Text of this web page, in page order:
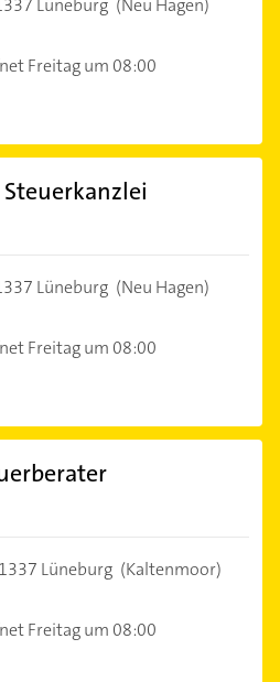
Lüneburg (Neu Hagen)
Freitag um 08:00
Lüneburg (Neu Hagen)
Freitag um 08:00
Lüneburg (Kaltenmoor)
Freitag um 08:00